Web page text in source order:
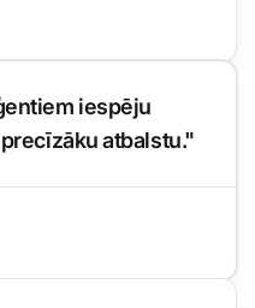
iespēju
atbalstu."